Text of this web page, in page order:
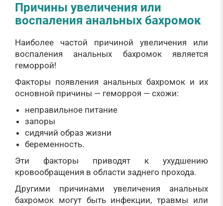
Причины увеличения или
воспаления анальных бахромок
Наиболее частой причиной увеличения или
воспаления анальных бахромок является
геморрой!
Факторы появления анальных бахромок и их
основной причины — геморроя — схожи:
неправильное питание
запоры
сидячий образ жизни
беременность.
Эти факторы приводят к ухудшению
кровообращения в области заднего прохода.
Другими причинами увеличения анальных
бахромок могут быть инфекции, травмы или